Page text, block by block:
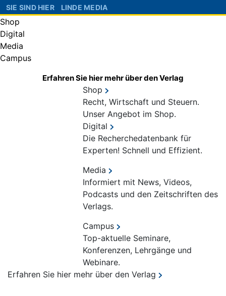
SIE SIND HIER LINDE MEDIA
Shop
Digital
Media
Campus
Erfahren Sie hier mehr über den Verlag
Shop
Recht, Wirtschaft und Steuern.
Unser Angebot im Shop.
Digital
Die Recherchedatenbank für
Experten! Schnell und Effizient.
Media
Informiert mit News, Videos,
Podcasts und den Zeitschriften des
Verlags.
Campus
Top-aktuelle Seminare,
Konferenzen, Lehrgänge und
Webinare.
Erfahren Sie hier mehr über den Verlag